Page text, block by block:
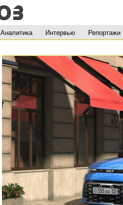
Аналитика Интервью Репортажи